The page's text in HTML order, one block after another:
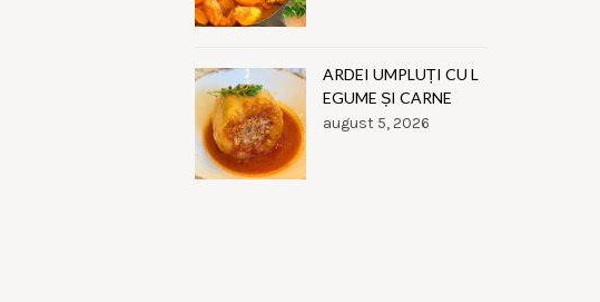
ARDEI UMPLUȚI CU L
EGUME ȘI CARNE
august 5, 2026